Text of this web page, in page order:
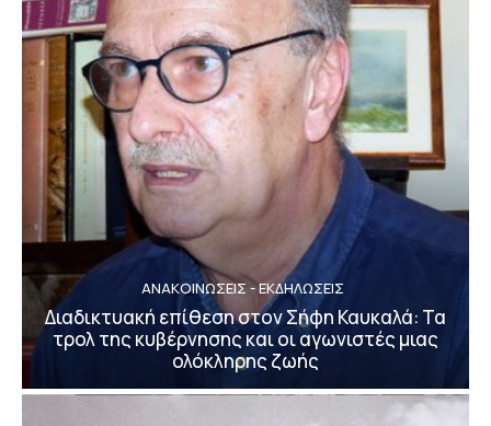
ΑΝΑΚΟΙΝΩΣΕΙΣ - ΕΚΔΗΛΩΣΕΙΣ
Διαδικτυακή επίθεση στον Σήφη Καυκαλά: Τα
τρολ της κυβέρνησης και οι αγωνιστές μιας
ολόκληρης ζωής